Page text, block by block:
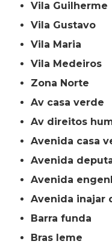
Vila Guilherme
Vila Gustavo
Vila Maria
Vila Medeiros
Zona Norte
av casa verde
av direitos
avenida casa
avenida
avenida
avenida inajar
barra funda
bras leme